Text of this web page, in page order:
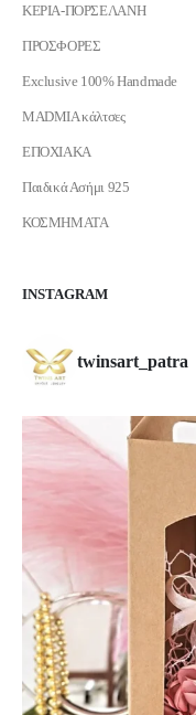
ΚΕΡΙΑ-ΠΟΡΣΕΛΑΝΗ
ΠΡΟΣΦΟΡΕΣ
Exclusive 100% Handmade
MADMIA κάλτσες
ΕΠΟΧΙΑΚΑ
Παιδικά Ασήμι 925
ΚΟΣΜΗΜΑΤΑ
INSTAGRAM
twinsart_patra